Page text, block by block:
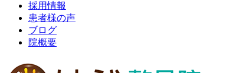
採用情報
患者様の声
ブログ
院概要